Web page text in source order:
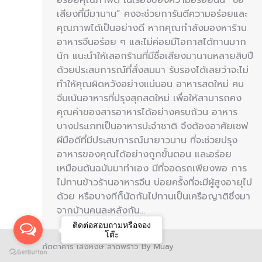
เสียงที่มีมานาน” คงจะช่วยการันตีความอร่อยและ
คุณภาพได้เป็นอย่างดี หากคุณกำลังมองหาร้าน
อาหารจีนอร่อย ๆ และไม่ค่อยมีโอกาสได้ทานมาก
นัก แนะนำให้เลอกร้านที่มีชื่อเสียงมานานหลายสิบปี
ด้วยประสบการณ์ที่สั่งสมมา รับรองได้เลยว่าจะไม่
ทำให้คุณผิดหวังอย่างแน่นอน อาหารสดใหม่ คน
จีนเน้นอาหารที่ปรุงสุกสดใหม่ เพื่อให้สามารถคง
คุณค่าของสารอาหารได้อย่างครบถ้วน อาหาร
บางประเภทเป็นอาหารปะจำชาติ จึงต้องอาศัยเชฟ
ผีมือดีที่มีประสบการณ์มายาวนาน ที่จะช่วยปรุง
อาหารของคุณได้อย่างถูกขั้นตอน และอร่อย
เหมือนต้นฉบับมาทำเอง มีที่จอดรถเพียงพอ การ
ไปทานข้าวร้านอาหารจีน บ่อยครั้งที่จะมีผู้สูงอายุไป
ด้วย หรือบางทีก็นัดกันไปทานเป็นเครือญาติซึ่งมา
จากบ้านคนละหลังกัน…
ภัตตาคาร เล่งหงษ์ ลาดพร้าว By Muay
ติดต่อสอบถามหรือจอง
โต๊ะ